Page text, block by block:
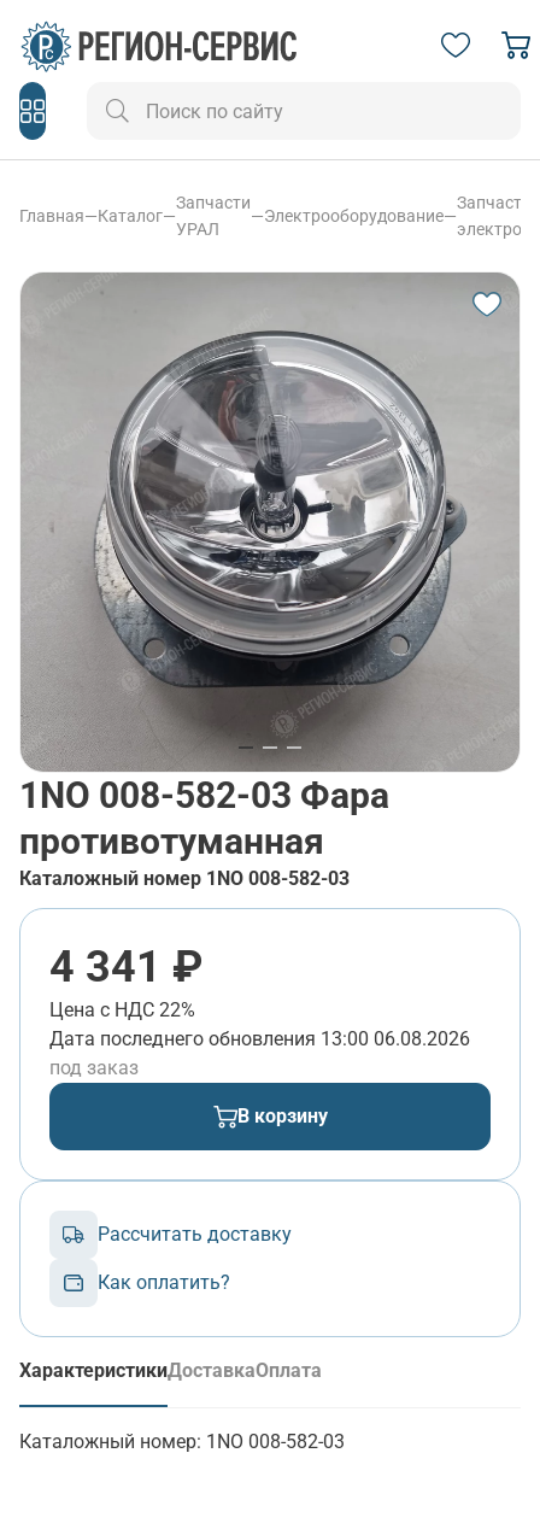
Главная—Каталог—
Запчасти
УРАЛ
—Электрооборудование—
Запчасти
1NO 008-582-03 Фара
противотуманная
Каталожный номер 1NO 008-582-03
4 341 ₽
Цена с НДС 22%
Дата последнего обновления 13:00 06.08.2026
под заказ
В корзину
Рассчитать доставку
Как оплатить?
Характеристики
(активная вкладка)
ДоставкаОплата
Каталожный номер: 1NO 008-582-03